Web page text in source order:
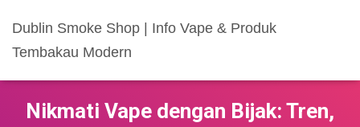
Dublin Smoke Shop | Info Vape & Produk
Tembakau Modern
Nikmati Vape dengan Bijak: Tren,